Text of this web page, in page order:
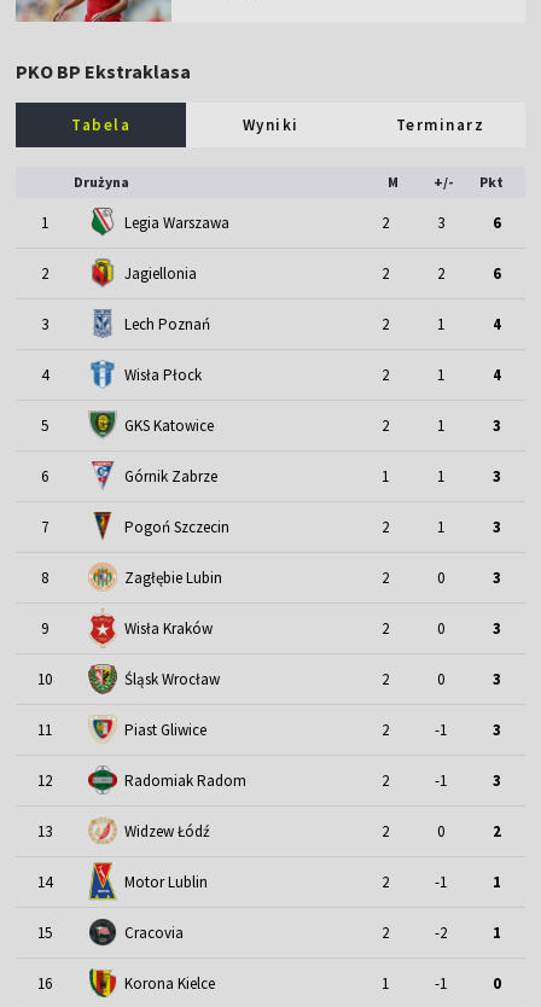
PKO BP Ekstraklasa
Tabela Wyniki Terminarz
Drużyna M +/- Pkt
1 Legia Warszawa 2 3 6
2 Jagiellonia 2 2 6
3 Lech Poznań 2 1 4
4 Wisła Płock 2 1 4
5 GKS Katowice 2 1 3
6 Górnik Zabrze 1 1 3
7 Pogoń Szczecin 2 1 3
8 Zagłębie Lubin 2 0 3
9 Wisła Kraków 2 0 3
10 Śląsk Wrocław 2 0 3
11 Piast Gliwice 2 -1 3
12 Radomiak Radom 2 -1 3
13 Widzew Łódź 2 0 2
14 Motor Lublin 2 -1 1
15 Cracovia 2 -2 1
16 Korona Kielce 1 -1 0